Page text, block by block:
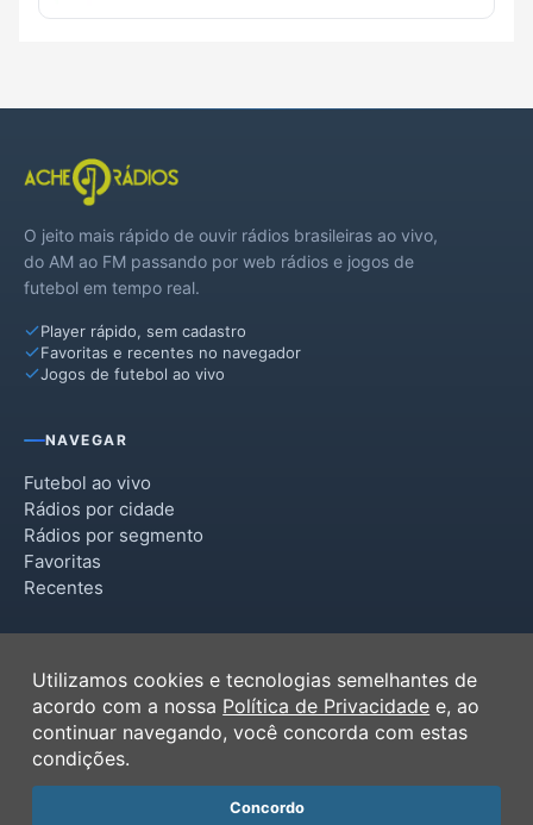
O jeito mais rápido de ouvir rádios brasileiras ao vivo,
do AM ao FM passando por web rádios e jogos de
futebol em tempo real.
Player rápido, sem cadastro
Favoritas e recentes no navegador
Jogos de futebol ao vivo
NAVEGAR
Futebol ao vivo
Rádios por cidade
Rádios por segmento
Favoritas
Recentes
Termos de Uso
Política de Privacidade
Ferramentas
Contato
Utilizamos cookies e tecnologias semelhantes de
acordo com a nossa Política de Privacidade e, ao
continuar navegando, você concorda com estas
condições.
Concordo